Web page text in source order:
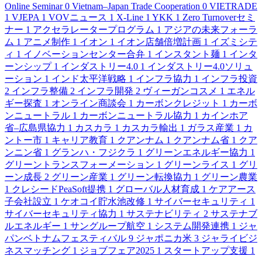
Online Seminar 0 Vietnam–Japan Trade Cooperation 0 VIETRADE
1 VJEPA 1 VOVニュース 1 X-Line 1 YKK 1 Zero Turnoverセミ
ナー 1 アクセラレータープログラム 1 アジアの未来フォーラ
ム 1 アニメ制作 1 イオン 1 イオン店舗倍増計画 1 イズミシテ
ィ 1 イノベーションセンター合弁 1 インスタント麺 1 インタ
ーンシップ 1 インダストリー4.0 1 インダストリー4.0ソリュ
ーション 1 インド太平洋戦略 1 インフラ協力 1 インフラ投資
2 インフラ整備 2 インフラ開発 2 ヴィーガンコスメ 1 エネル
ギー探査 1 オンライン商談会 1 カーボンクレジット 1 カーボ
ンニュートラル 1 カーボンニュートラル協力 1 カインホア
省–広島県協力 1 カスカラ 1 カスカラ輸出 1 ガラス産業 1 カ
ントー市 1 キャリア教育 1 クアンナム 1 クアンナム省 1 クア
ンニン省 1 グランハ・フジクラ 1 グリーンエネルギー協力 1
グリーントランスフォーメーション 1 グリーンライス 1 グリ
ーン成長 2 グリーン産業 1 グリーン転換協力 1 グリーン農業
1 クレシードPeaSoft提携 1 グローバル人材育成 1 ケアアース
子会社設立 1 ケオコイ貯水池改修 1 サイバーセキュリティ 1
サイバーセキュリティ協力 1 サステナビリティ 2 サステナブ
ルエネルギー 1 サングループ航空 1 システム開発連携 1 ジャ
パンベトナムフェスティバル 9 ジャポニカ米 3 ジャライビジ
ネスマッチング 1 ジョブフェア2025 1 スタートアップ支援 1